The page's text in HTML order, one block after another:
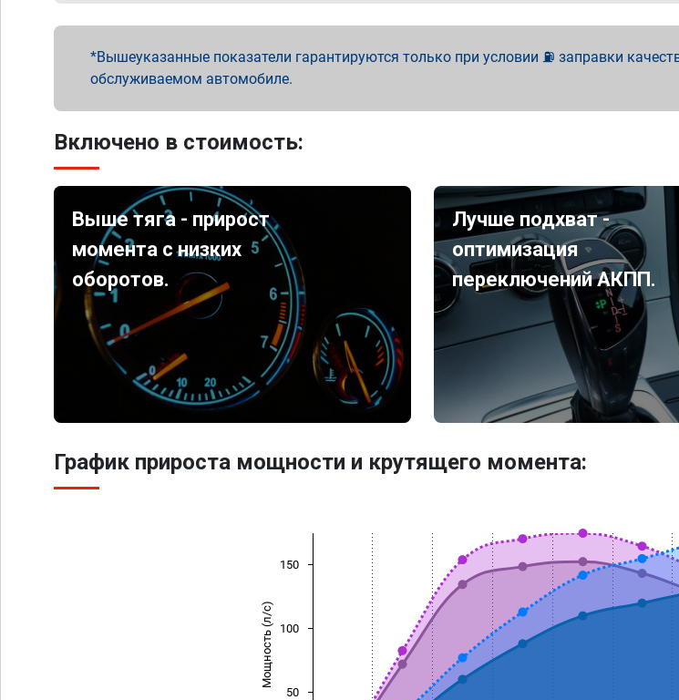
Вышеуказанные показатели гарантируются только при условии ⛽ заправки
обслуживаемом автомобиле.
Включено в стоимость:
Выше тяга - прирост
момента с низких
оборотов.
Лучше подхват -
оптимизация
переключений АКПП.
График прироста мощности и крутящего момента:
Мощность (л/с)
50
100
150